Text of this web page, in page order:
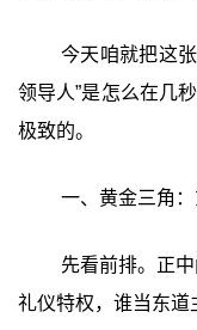
今天咱就把这
领导人”是怎么在几
极致的。
一、黄金三角
先看前排。正
礼仪特权，谁当东道